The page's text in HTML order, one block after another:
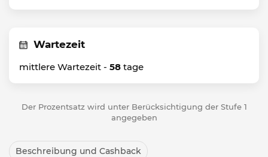
Wartezeit
mittlere Wartezeit - 58 tage
Der Prozentsatz wird unter Berücksichtigung der Stufe 1
angegeben
Beschreibung und Cashback